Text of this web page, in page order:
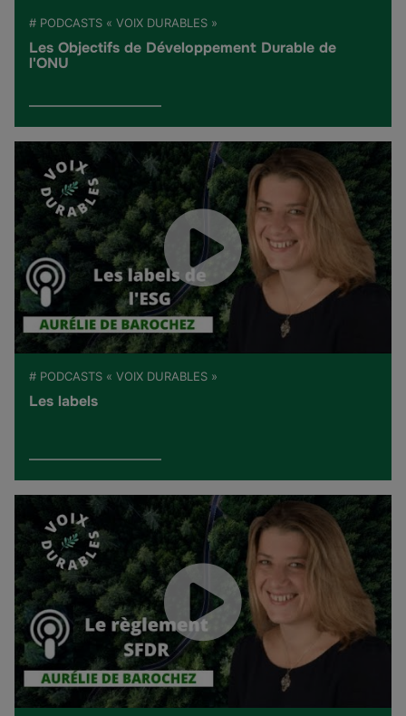
# PODCASTS « VOIX DURABLES »
Les Objectifs de Développement Durable de
l'ONU
# PODCASTS « VOIX DURABLES »
Les labels